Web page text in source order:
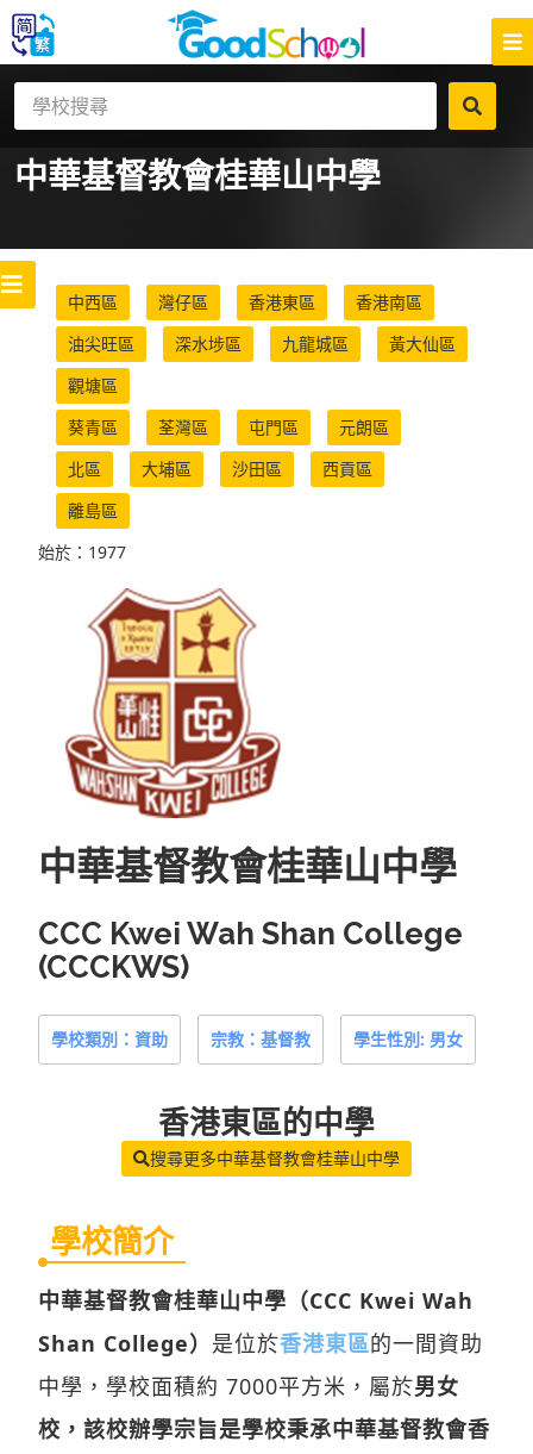
中華基督教會桂華山中學
中西區 灣仔區 香港東區
香港南區
油尖旺區
深水埗區 九龍城區
黃大仙區
觀塘區
葵青區
荃灣區 屯門區
元朗區
北區
大埔區 沙田區
西貢區
離島區
始於：1977
中華基督教會桂華山中學
CCC Kwei Wah Shan College
(CCCKWS)
學校類別：資助 宗教：基督教 學生性別: 男女
香港東區的中學
搜尋更多中華基督教會桂華山中學
學校簡介
中華基督教會桂華山中學（CCC Kwei Wah
Shan College） 是位於香港東區的一間資助
中學，學校面積約 7000平方米，屬於男女
校，該校辦學宗旨是學校秉承中華基督教會香